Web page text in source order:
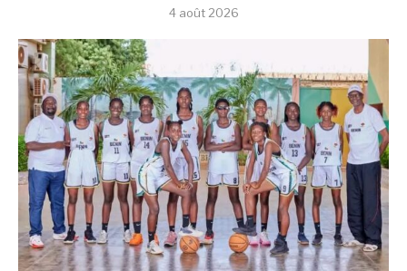
4 août 2026